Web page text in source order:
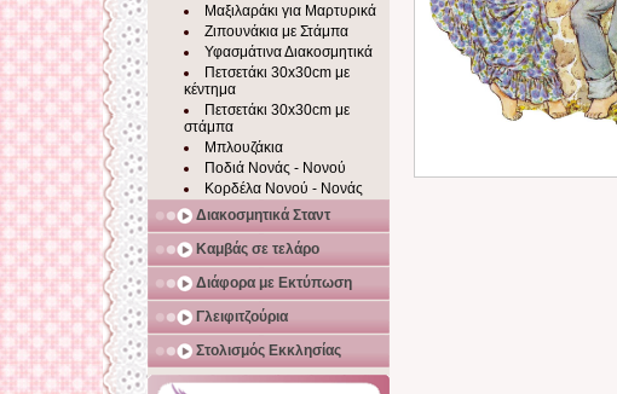
Μαξιλαράκι για Μαρτυρικά
Ζιπουνάκια με Στάμπα
Υφασμάτινα Διακοσμητικά
Πετσετάκι 30x30cm με
κέντημα
Πετσετάκι 30x30cm με
στάμπα
Μπλουζάκια
Ποδιά Νονάς - Νονού
Κορδέλα Νονού - Νονάς
Διακοσμητικά Σταντ
Καμβάς σε τελάρο
Διάφορα με Εκτύπωση
Γλειφιτζούρια
Στολισμός Εκκλησίας